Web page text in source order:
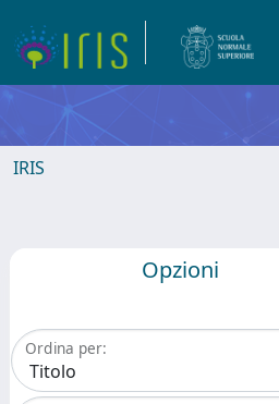
IRIS
Opzioni
Ordina per: